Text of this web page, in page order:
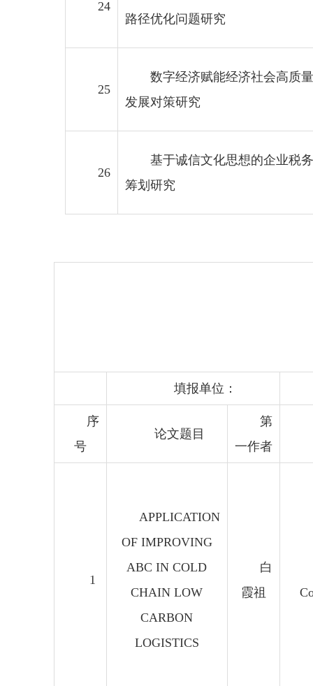
24
路径优化问题研究
25
数字经济赋能经济社会高质量
发展对策研究
26
基于诚信文化思想的企业税务
筹划研究
填报单位：
序
号
论文题目
第
一作者
1
APPLICATION
OF IMPROVING
ABC IN COLD
CHAIN LOW
CARBON
LOGISTICS
白
霞祖